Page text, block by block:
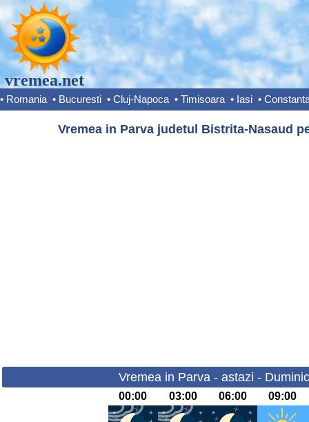
vremea.net
• Romania • Bucuresti • Cluj-Napoca • Timisoara • Iasi •
Vremea in Parva judetul Bistrita-Nasaud
Vremea in Parva - astazi -
00:00 03:00 06:00 09:00